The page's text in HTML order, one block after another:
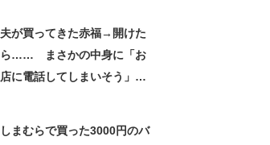
夫が買ってきた赤福→開けた
ら…… まさかの中身に「お
店に電話してしまいそう」
しまむらで買った3000円のバ